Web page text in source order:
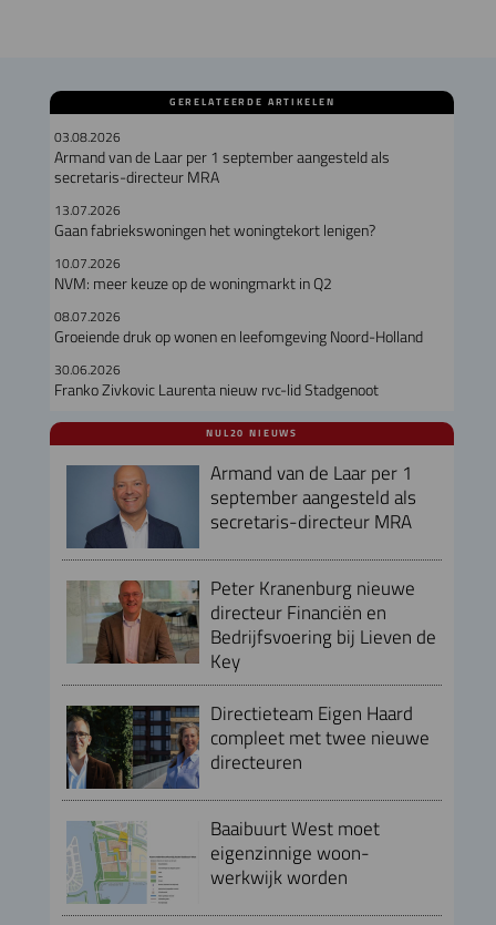
GERELATEERDE ARTIKELEN
03.08.2026
Armand van de Laar per 1 september aangesteld als
secretaris-directeur MRA
13.07.2026
Gaan fabriekswoningen het woningtekort lenigen?
10.07.2026
NVM: meer keuze op de woningmarkt in Q2
08.07.2026
Groeiende druk op wonen en leefomgeving Noord-Holland
30.06.2026
Franko Zivkovic Laurenta nieuw rvc-lid Stadgenoot
NUL20 NIEUWS
Armand van de Laar per 1
september aangesteld als
secretaris-directeur MRA
Peter Kranenburg nieuwe
directeur Financiën en
Bedrijfsvoering bij Lieven de
Key
Directieteam Eigen Haard
compleet met twee nieuwe
directeuren
Baaibuurt West moet
eigenzinnige woon-
werkwijk worden